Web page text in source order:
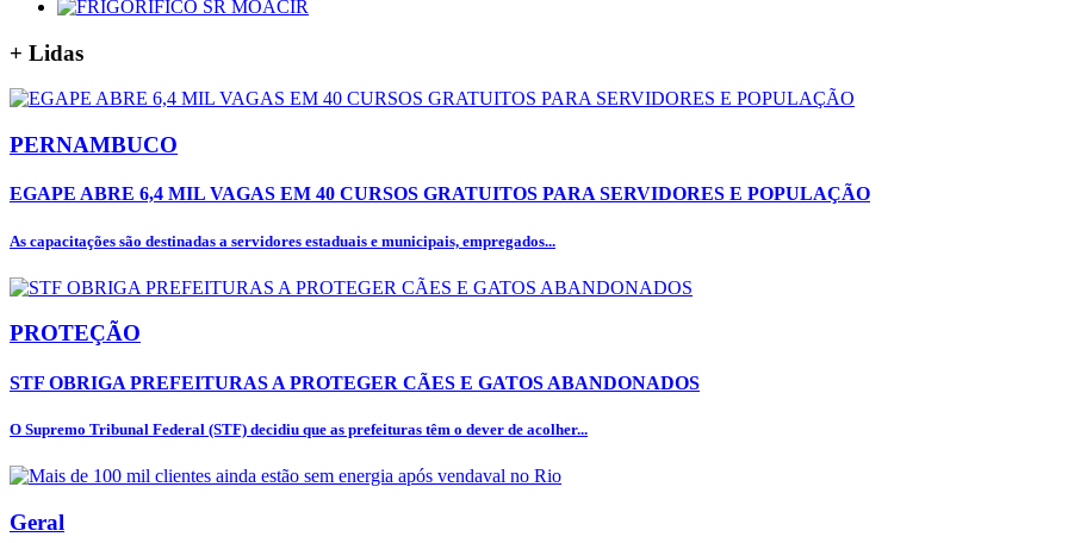
+ Lidas
PERNAMBUCO
EGAPE ABRE 6,4 MIL VAGAS EM 40 CURSOS GRATUITOS PARA SERVIDORES E POPULAÇÃO
As capacitações são destinadas a servidores estaduais e municipais, empregados...
PROTEÇÃO
STF OBRIGA PREFEITURAS A PROTEGER CÃES E GATOS ABANDONADOS
O Supremo Tribunal Federal (STF) decidiu que as prefeituras têm o dever de acolher...
Geral